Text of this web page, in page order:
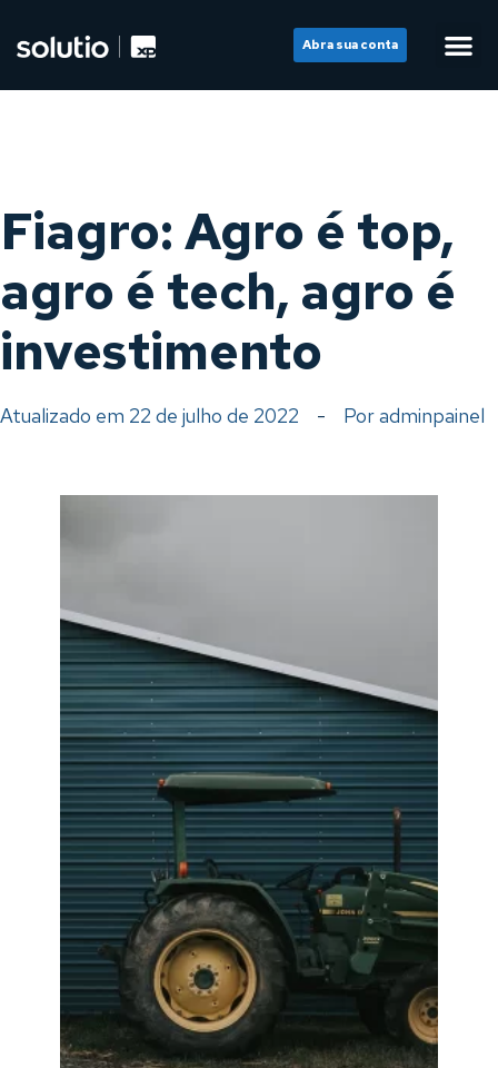
Abra sua conta
Fiagro: Agro é top,
agro é tech, agro é
investimento
Atualizado em 22 de julho de 2022 - Poradminpainel